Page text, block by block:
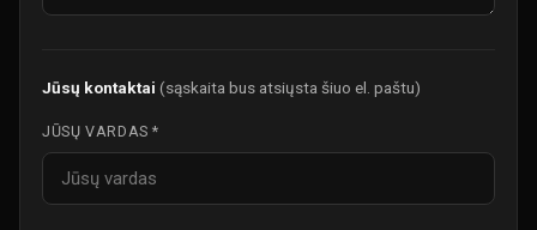
Jūsų kontaktai (sąskaita bus atsiųsta šiuo el. paštu)
JŪSŲ VARDAS *